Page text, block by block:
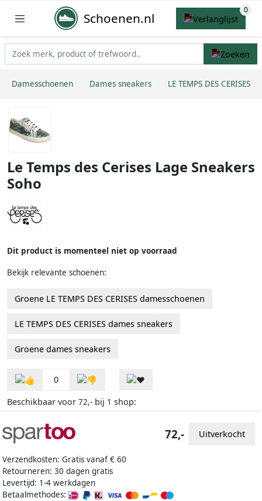
Schoenen.nl
Damesschoenen Dames sneakers LE TEMPS DES CERISES
Le Temps des Cerises Lage Sneakers
Soho
Dit product is momenteel niet op voorraad
Bekijk relevante schoenen:
Groene LE TEMPS DES CERISES damesschoenen
LE TEMPS DES CERISES dames sneakers
Groene dames sneakers
0
Beschikbaar voor 72,- bij 1 shop:
Verzendkosten: Gratis vanaf € 60
Retourneren: 30 dagen gratis
Levertijd: 1-4 werkdagen
Betaalmethodes:
72,- Uitverkocht